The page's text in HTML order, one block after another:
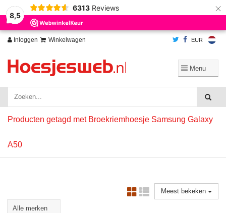
8,5
6313 Reviews ×
Inloggen Winkelwagen EUR
Producten getagd met Broekriemhoesje Samsung Galaxy
A50
Meest bekeken
Wij slaan cookies op om onze website te verbeteren. Is dat akkoord?
Ja
Nee